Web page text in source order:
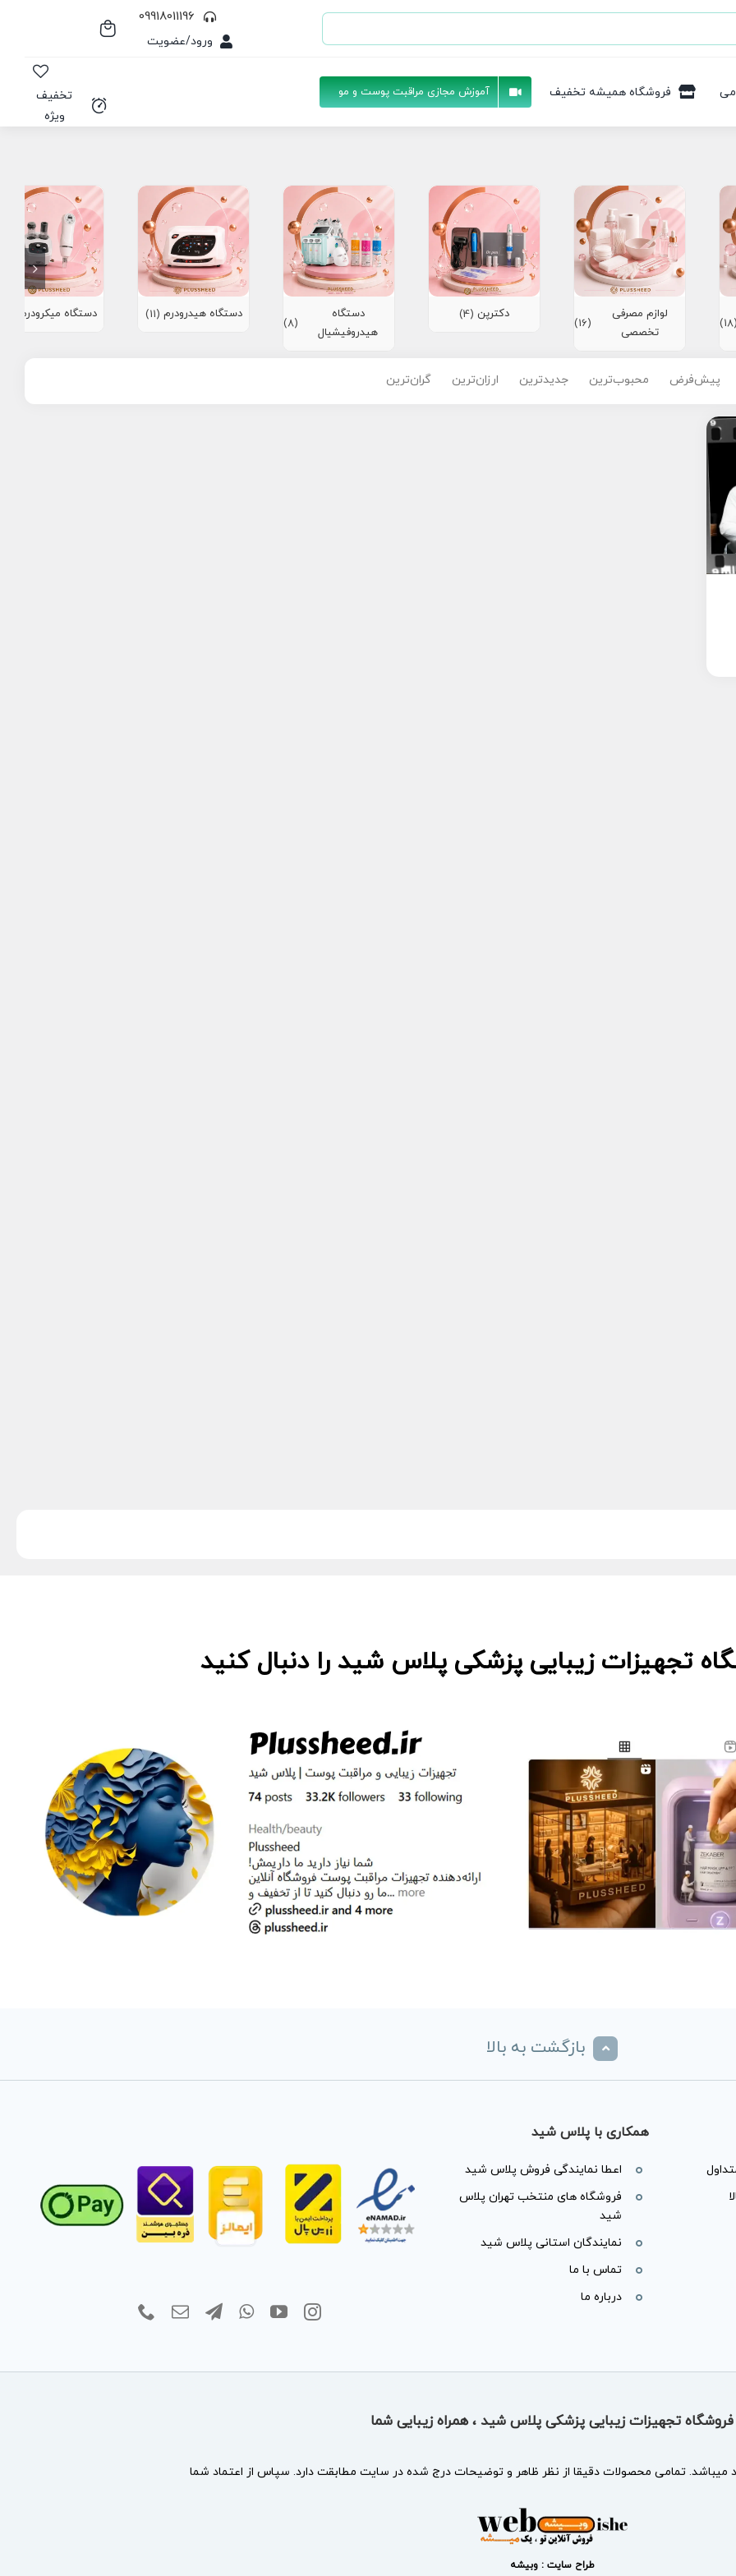
09918011196
ورود/عضویت
فروشگاه همیشه تخفیف آموزش مجازی مراقبت پوست و مو
تخفیف
ویژه
(18)
لوازم مصرفی
تخصصی
(16)
دکترپن (4)
دستگاه
هیدروفیشیال
(8)
دستگاه هیدرودرم (11) دستگاه میکرودرم
پیش‌فرض محبوب‌ترین جدیدترین ارزان‌ترین گران‌ترین
تجهیزات زیبایی پزشکی پلاس شید را دنبال کنید
بازگشت به بالا
همکاری با پلاس شید
اعطا نمایندگی فروش پلاس شید
فروشگاه های منتخب تهران پلاس
شید
نمایندگان استانی پلاس شید
تماس با ما
درباره ما
فروشگاه تجهیزات زیبایی پزشکی پلاس شید ، همراه زیبایی شما
میباشد. تمامی محصولات دقیقا از نظر ظاهر و توضیحات درج شده در سایت مطابقت دارد. سپاس از اعتماد شما
طراح سایت : وبیشه